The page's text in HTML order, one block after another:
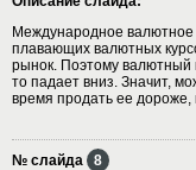
Международное валютное
плавающих валютных
рынок. Поэтому валютный
то падает вниз. Значит,
время продать ее дороже,
№ слайда 8